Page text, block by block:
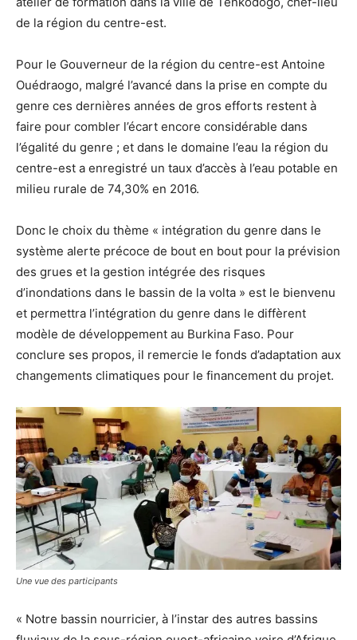
de la région du centre-est.
Pour le Gouverneur de la région du centre-est Antoine
Ouédraogo, malgré l’avancé dans la prise en compte du
genre ces dernières années de gros efforts restent à
faire pour combler l’écart encore considérable dans
l’égalité du genre ; et dans le domaine l’eau la région du
centre-est a enregistré un taux d’accès à l’eau potable en
milieu rurale de 74,30% en 2016.
Donc le choix du thème « intégration du genre dans le
système alerte précoce de bout en bout pour la prévision
des grues et la gestion intégrée des risques
d’inondations dans le bassin de la volta » est le bienvenu
et permettra l’intégration du genre dans le diffèrent
modèle de développement au Burkina Faso. Pour
conclure ses propos, il remercie le fonds d’adaptation aux
changements climatiques pour le financement du projet.
Une vue des participants
« Notre bassin nourricier, à l’instar des autres bassins